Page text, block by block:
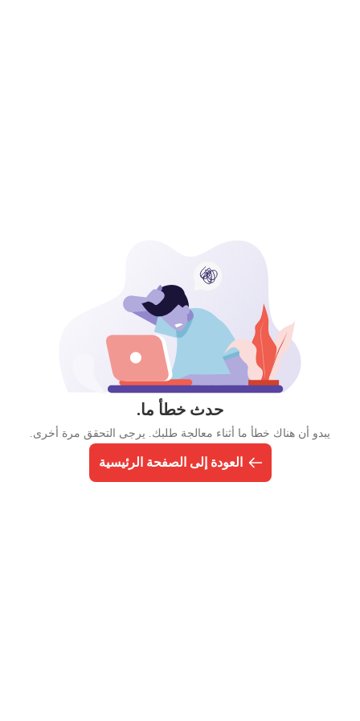
حدث خطأ ما.
يبدو أن هناك خطأ ما أثناء معالجة طلبك. يرجى التحقق مرة أخرى.
العودة إلى الصفحة الرئيسية